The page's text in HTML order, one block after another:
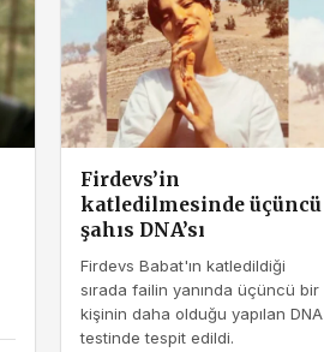
Firdevs’in
katledilmesinde üçüncü
şahıs DNA’sı
Firdevs Babat'ın katledildiği
sırada failin yanında üçüncü bir
kişinin daha olduğu yapılan DNA
testinde tespit edildi.